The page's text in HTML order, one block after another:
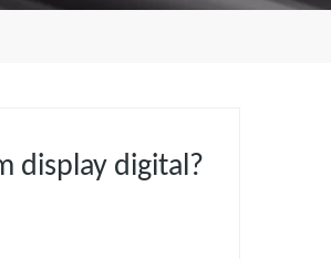
display digital?